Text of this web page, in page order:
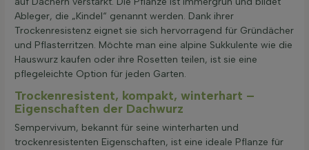
Ableger, die „Kindel“ genannt werden. Dank ihrer
Trockenresistenz eignet sie sich hervorragend für Gründächer
und Pflasterritzen. Möchte man eine alpine Sukkulente wie die
Hauswurz kaufen oder ihre Rosetten teilen, ist sie eine
pflegeleichte Option für jeden Garten.
Trockenresistent, kompakt, winterhart –
Eigenschaften der Dachwurz
Sempervivum, bekannt für seine winterharten und
trockenresistenten Eigenschaften, ist eine ideale Pflanze für